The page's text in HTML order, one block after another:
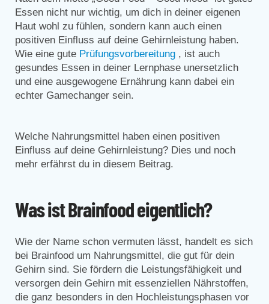
Essen nicht nur wichtig, um dich in deiner eigenen
Haut wohl zu fühlen, sondern kann auch einen
positiven Einfluss auf deine Gehirnleistung haben.
Wie eine gute Prüfungsvorbereitung , ist auch
gesundes Essen in deiner Lernphase unersetzlich
und eine ausgewogene Ernährung kann dabei ein
echter Gamechanger sein.
Welche Nahrungsmittel haben einen positiven
Einfluss auf deine Gehirnleistung? Dies und noch
mehr erfährst du in diesem Beitrag.
Was ist Brainfood eigentlich?
Wie der Name schon vermuten lässt, handelt es sich
bei Brainfood um Nahrungsmittel, die gut für dein
Gehirn sind. Sie fördern die Leistungsfähigkeit und
versorgen dein Gehirn mit essenziellen Nährstoffen,
die ganz besonders in den Hochleistungsphasen vor